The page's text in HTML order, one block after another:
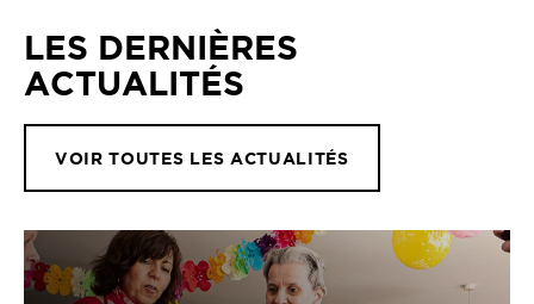
LES DERNIÈRES
ACTUALITÉS
VOIR TOUTES LES ACTUALITÉS